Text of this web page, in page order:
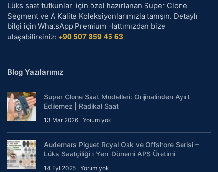
Lüks saat tutkunları için özel hazırlanan Super Clone
Segment ve A Kalite Koleksiyonlarımızla tanışın. Detaylı
bilgi için WhatsApp Premium Hattımızdan bize
ulaşabilirsiniz: +90 507 859 45 63
Blog Yazılarımız
Super Clone Saat Modelleri: Orijinalinden Ayırt
Edilemez | Radikal Saat
13 Mar 2026 Yorum yok
Audemars Piguet Royal Oak ve Offshore Serisi –
Lüks Saatçiliğin Yeni Dönemi APS Üretimi
14 Eyl 2025 Yorum yok